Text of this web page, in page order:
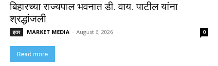
बिहारच्या राज्यपाल भवनात डी. वाय. पाटील यांना
श्रद्धांजली
इतर MARKET MEDIA - August 6, 2026 0
Read more